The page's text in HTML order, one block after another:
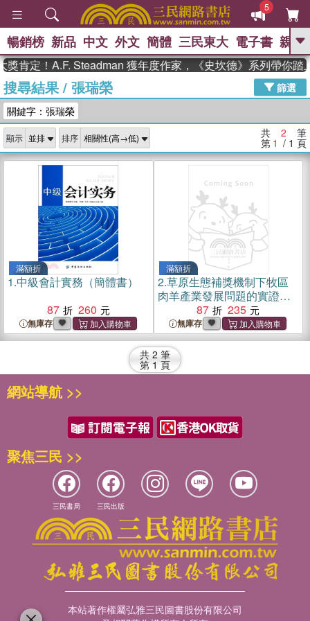
5
GO
The Odyssey 、
父親節 、 如果歷史是一群喵 、 暑期
念華 、 台灣的李登輝時代 、 數學女
孩：黎曼猜想
偉大的迷走神經
暢銷榜 新品 中文 外文 簡體 三民東大 電子書 親子
肯定！A.F. Steadman 獲年度作家，《史坎德》系列帶你踏
搜尋結果/ 張瑞榮
篩選
關鍵字：張瑞榮
顯示 排序 共 2 筆
第 1 / 1 頁
滿額折
1.中級會計實務（簡體書）
87
260
無庫存
滿額折
2.草原生態補獎機制下牧區
肉羊產業發展問題的實證研
究：以內蒙古數據為例（簡
體書）
87 235
無庫存
共 2 筆
第 1 頁
網站導航 >>
聚焦三民 >>
三民書局 三民出版
本站著作權屬弘雅三民圖書股份有限公司